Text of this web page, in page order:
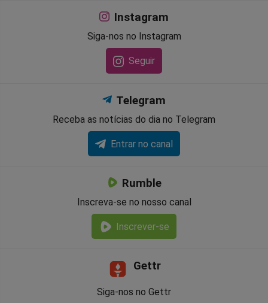
Instagram
Siga-nos no Instagram
Seguir
Telegram
Receba as notícias do dia no Telegram
Entrar no canal
Rumble
Inscreva-se no nosso canal
Inscrever-se
Gettr
Siga-nos no Gettr